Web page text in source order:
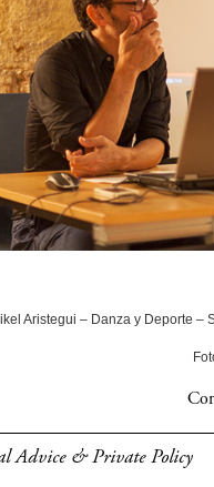
Aristegui – Danza y Deporte –
Advice & Private Policy